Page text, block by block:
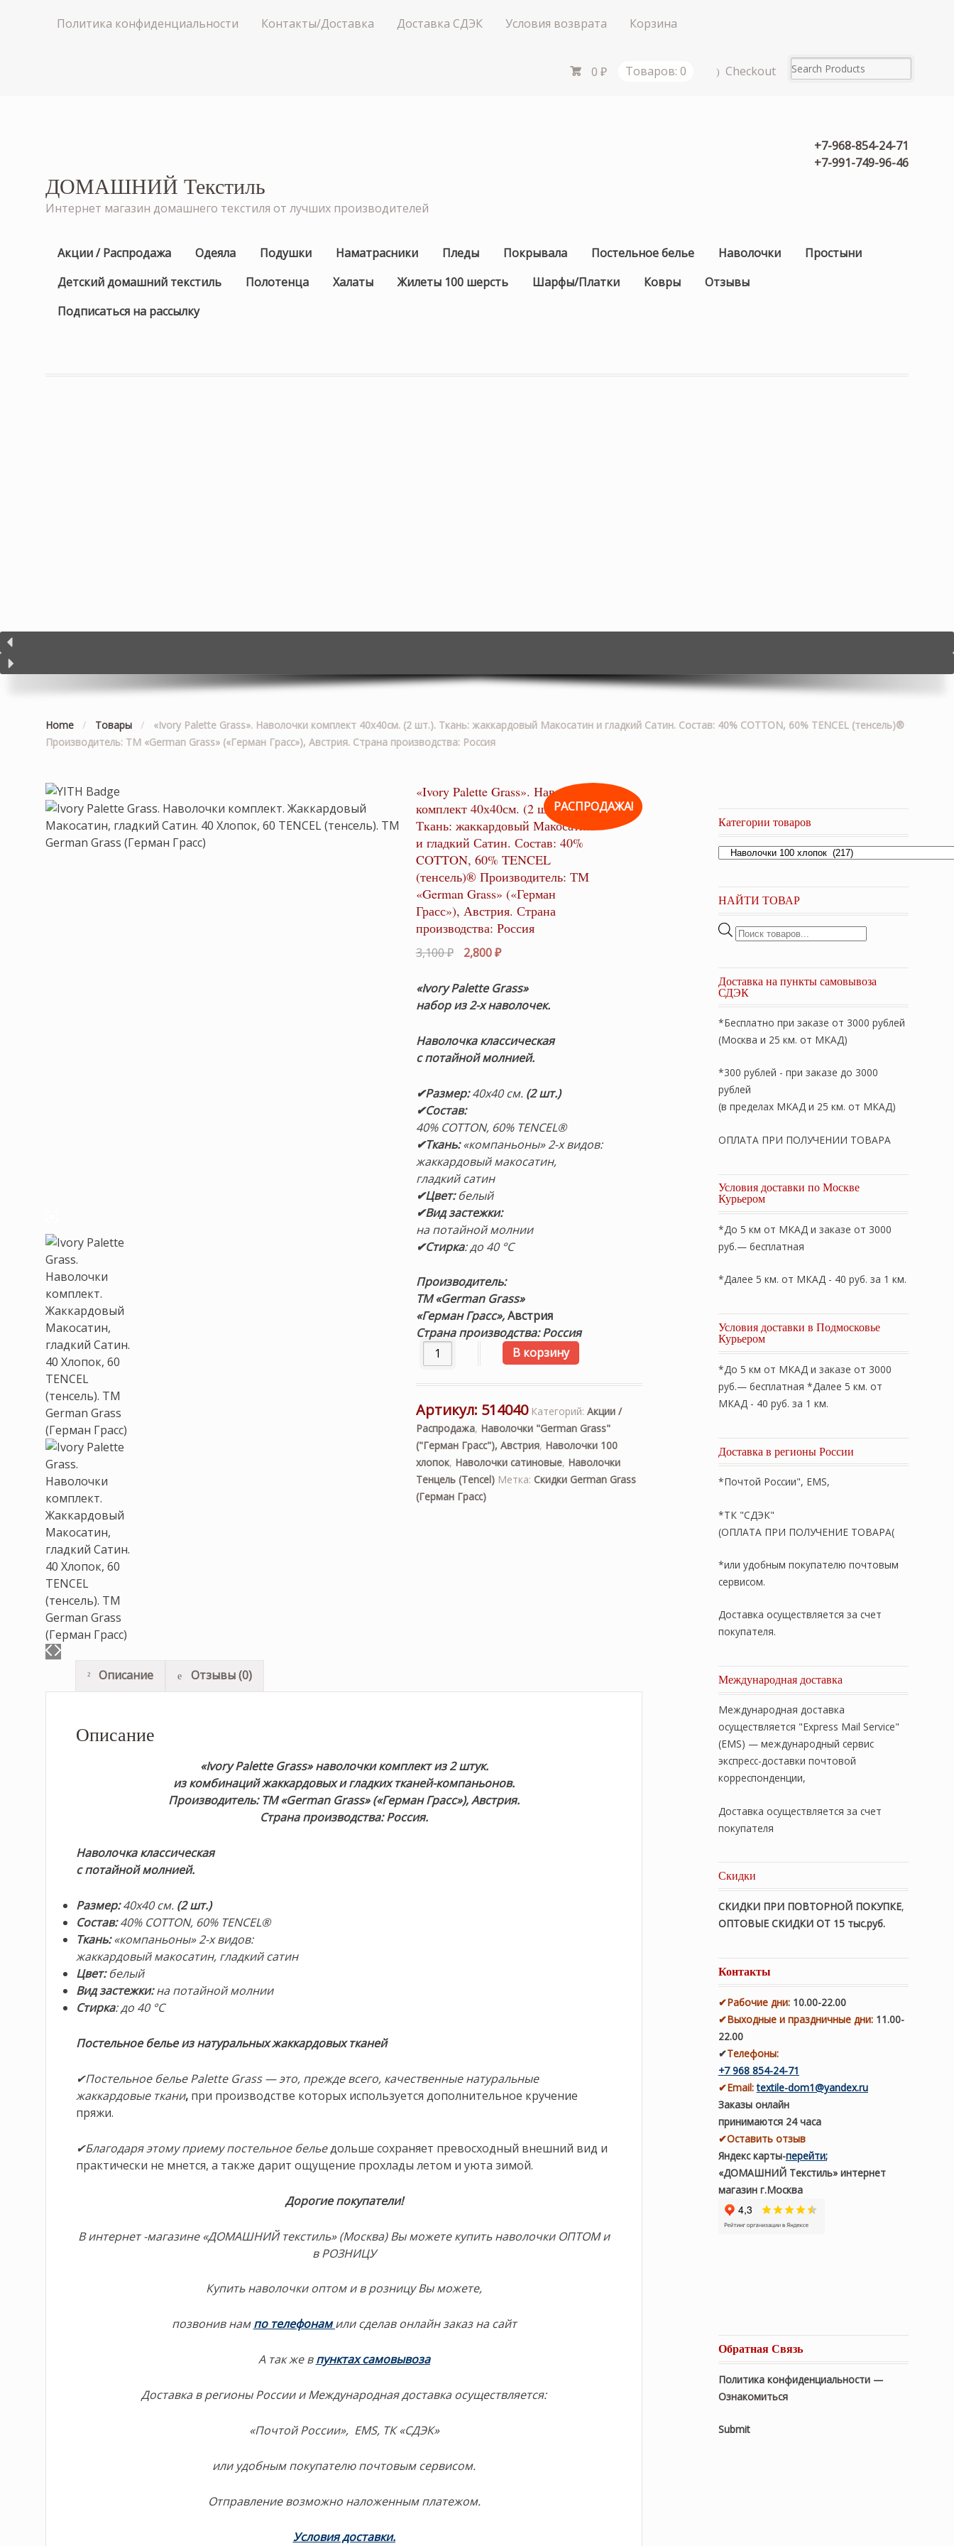
Политика конфиденциальности Контакты/Доставка Доставка СДЭК Условия возврата Корзина
0 ₽ Товаров: 0 Checkout
+7-968-854-24-71
+7-991-749-96-46
ДОМАШНИЙ Текстиль
Интернет магазин домашнего текстиля от лучших производителей
Акции / Распродажа Одеяла Подушки Наматрасники Пледы Покрывала Постельное белье Наволочки
Простыни
Детский домашний текстиль
Полотенца Халаты Жилеты 100 шерсть Шарфы/Платки Ковры
Отзывы
Подписаться на рассылку
Home / Товары /
«Ivory Palette Grass». Наволочки комплект 40х40см. (2 шт.). Ткань: жаккардовый Макосатин и гладкий Сатин. Состав: 40% COTTON, 60% TENCEL (тенсель)®
Производитель: ТМ «German Grass» («Герман Грасс»), Австрия. Страна производства: Россия
РАСПРОДАЖА!
«Ivory Palette Grass». Наволочки
комплект 40х40см. (2 шт.).
Ткань: жаккардовый Макосатин
и гладкий Сатин. Состав: 40%
COTTON, 60% TENCEL
(тенсель)® Производитель: ТМ
«German Grass» («Герман
Грасс»), Австрия. Страна
производства: Россия
3,100₽
Первоначальная
составляла
3,100 ₽.
2,800₽Текущая
2,800 ₽.
«Ivory Palette Grass»
набор из 2-х наволочек.
Наволочка классическая
с потайной молнией.
✔Размер:40х40 см. (2 шт.)
✔Состав:
40% COTTON, 60% TENCEL®
✔Ткань:«компаньоны» 2-х видов:
жаккардовый макосатин,
гладкий сатин
✔Цвет:белый
✔Вид застежки:
на потайной молнии
✔Стирка: до 40 °С
Производитель:
ТМ «German Grass»
«Герман Грасс»,Австрия
Страна производства: Россия
Количество товара «Ivory Palette Grass». Наволочки комплект 40х40см. (2 шт.). Ткань:
В корзину
Артикул: 514040 Категорий: Акции /
Распродажа, Наволочки "German Grass"
("Герман Грасс"), Австрия, Наволочки 100
хлопок, Наволочки сатиновые, Наволочки
Тенцель (Tencel) Метка: Скидки German Grass
(Герман Грасс)
Описание Отзывы (0)
Описание
«Ivory Palette Grass» наволочки комплект из 2 штук.
из комбинаций жаккардовых и гладких тканей-компаньонов.
Производитель: ТМ «German Grass» («Герман Грасс»), Австрия.
Страна производства: Россия.
Наволочка классическая
с потайной молнией.
Размер:40х40 см. (2 шт.)
Состав:40% COTTON, 60% TENCEL®
Ткань:«компаньоны» 2-х видов:
жаккардовый макосатин, гладкий сатин
Цвет:белый
Вид застежки:на потайной молнии
Стирка: до 40 °С
Постельное белье из натуральных жаккардовых тканей
✔Постельное белье Palette Grass — это, прежде всего, качественные натуральные
жаккардовые ткани,при производстве которых используется дополнительное кручение
пряжи.
✔Благодаря этому приему постельное бельедольше сохраняет превосходный внешний вид и
практически не мнется, а также дарит ощущение прохлады летом и уюта зимой.
Дорогие покупатели!
В интернет -магазине «ДОМАШНИЙ текстиль» (Москва) Вы можете купить наволочки ОПТОМ и
в РОЗНИЦУ
Купить наволочки оптом и в розницу Вы можете,
позвонив нампо телефонамили сделав онлайн заказ на сайт
А так же в пунктах самовывоза
Доставка в регионы России и Международная доставка осуществляется:
«Почтой России», EMS, ТК «СДЭК»
или удобным покупателю почтовым сервисом.
Отправление возможно наложенным платежом.
Условия доставки.
Категории товаров
НАЙТИ ТОВАР
Поиск
Доставка на пункты самовывоза
СДЭК
*Бесплатно при заказе от 3000 рублей
(Москва и 25 км. от МКАД)
*300 рублей - при заказе до 3000
рублей
(в пределах МКАД и 25 км. от МКАД)
ОПЛАТА ПРИ ПОЛУЧЕНИИ ТОВАРА
Условия доставки по Москве
Курьером
*До 5 км от МКАД и заказе от 3000
руб.— бесплатная
*Далее 5 км. от МКАД - 40 руб. за 1 км.
Условия доставки в Подмосковье
Курьером
*До 5 км от МКАД и заказе от 3000
руб.— бесплатная *Далее 5 км. от
МКАД - 40 руб. за 1 км.
Доставка в регионы России
*Почтой России", EMS,
*ТК "СДЭК"
(ОПЛАТА ПРИ ПОЛУЧЕНИЕ ТОВАРА(
*или удобным покупателю почтовым
сервисом.
Доставка осуществляется за счет
покупателя.
Международная доставка
Международная доставка
осуществляется "Express Mail Service"
(EMS) — международный сервис
экспресс-доставки почтовой
корреспонденции,
Доставка осуществляется за счет
покупателя
Скидки
СКИДКИ ПРИ ПОВТОРНОЙ ПОКУПКЕ,
ОПТОВЫЕ СКИДКИ ОТ 15 тыс.руб.
Контакты
✔Рабочие дни: 10.00-22.00
✔Выходные и праздничные дни:11.00-
22.00
✔Телефоны:
+7 968 854-24-71
✔Email: textile-dom1@yandex.ru
Заказы онлайн
принимаются 24 часа
✔Оставить отзыв
Яндекс карты-перейти;
«ДОМАШНИЙ Текстиль» интернет
магазин г.Москва
Обратная Связь
Политика конфиденциальности —
Ознакомиться
Submit